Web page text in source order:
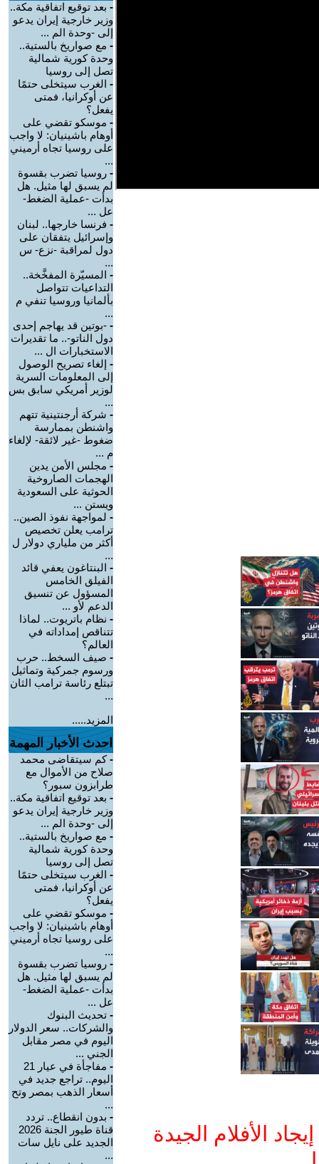
الأفلام الجيدة
- بعد توقيع اتفاقية مكة..
وزير خارجية إيران يدعو
إلى -وحدة الم ...
- مع صواريخ بالستية..
وحدة كورية شمالية
تصل إلى روسيا
- الغرب سيتخلى حتمًا
عن أوكرانيا، فمتى
يفعل؟
- موسكو تقضي على
أوهام باشينيان: لا واجب
على روسيا تجاه أرميني
...
- روسيا تضرب بقسوة
لم يسبق لها مثيل. هل
بدأت -عملية الضغط-
عل ...
- فرنسا خارجها.. لبنان
وإسرائيل يتفقان على
دول لمراقبة -نزع- س
...
- المسيّرة المفخَّخة..
التداعيات تتواصل
بألمانيا وروسيا تنفي م
...
- -بوتين قد يهاجم إحدى
دول الناتو-.. ما تقديرات
الاستخبارات ال ...
- إلغاء تصريح الوصول
إلى المعلومات السرية
لوزير أمريكي سابق بس
...
- شركة أرجنتينية تتهم
واشنطن بممارسة
ضغوط -غير لائقة- لإلغاء
م ...
- مجلس الأمن يدين
الهجمات الصاروخية
الحوثية على السعودية
ويستن ...
- لمواجهة نفوذ الصين..
ترامب يعلن تخصيص
أكثر من ملياري دولار ل
...
- البنتاغون يعفي قائد
الفيلق الخامس
المسؤول عن تنسيق
الدعم لأو ...
- نظام باتريوت.. لماذا
تتناقص إمداداته في
العالم؟
- صيف السخط.. حرب
ورسوم جمركية وتماثيل
تبتلع رئاسة ترامب الثان
...
المزيد.....
احدث الأخبار المهمة
-كم سيتقاضى محمد
صلاح من الأموال مع
طرابزون سبور؟
- بعد توقيع اتفاقية مكة..
وزير خارجية إيران يدعو
إلى -وحدة الم ...
- مع صواريخ بالستية..
وحدة كورية شمالية
تصل إلى روسيا
- الغرب سيتخلى حتمًا
عن أوكرانيا، فمتى
يفعل؟
- موسكو تقضي على
أوهام باشينيان: لا واجب
على روسيا تجاه أرميني
...
- روسيا تضرب بقسوة
لم يسبق لها مثيل. هل
بدأت -عملية الضغط-
عل ...
- تحديث البنوك
والشركات.. سعر الدولار
اليوم في مصر مقابل
الجني ...
-
مفاجأة في عيار 21
اليوم.. تراجع جديد في
أسعار الذهب بمصر وتح
...
- بدون انقطاع.. تردد
قناة طيور الجنة 2026
الجديد على نايل سات
...